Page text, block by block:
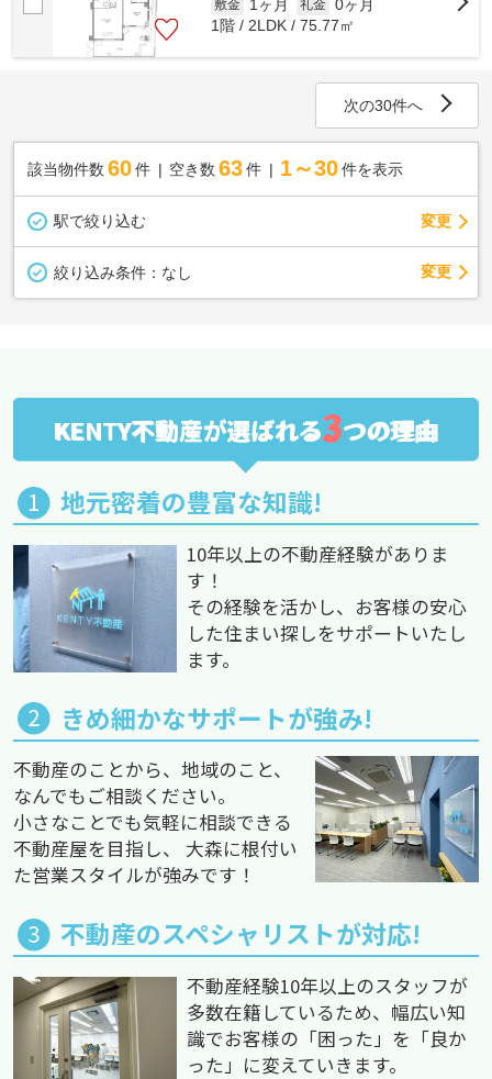
敷金 1ヶ月 礼金 0ヶ月
1階 / 2LDK / 75.77㎡
次の30件へ
該当物件数 60件 空き数 63 件 1～30 件を表示
駅で絞り込む 変更
絞り込み条件： なし 変更
KENTY不動産が選ばれる3つの理由
地元密着の豊富な知識!
10年以上の不動産経験がありま
す！
その経験を活かし、お客様の安心
した住まい探しをサポートいたし
ます。
きめ細かなサポートが強み!
不動産のことから、地域のこと、
なんでもご相談ください。
小さなことでも気軽に相談できる
不動産屋を目指し、 大森に根付い
た営業スタイルが強みです！
不動産のスペシャリストが対応!
不動産経験10年以上のスタッフが
多数在籍しているため、幅広い知
識でお客様の「困った」を「良か
った」に変えていきます。